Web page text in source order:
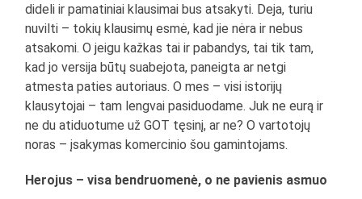
dideli ir pamatiniai klausimai bus atsakyti. Deja, turiu
nuvilti – tokių klausimų esmė, kad jie nėra ir nebus
atsakomi. O jeigu kažkas tai ir pabandys, tai tik tam,
kad jo versija būtų suabejota, paneigta ar netgi
atmesta paties autoriaus. O mes – visi istorijų
klausytojai – tam lengvai pasiduodame. Juk ne eurą ir
ne du atiduotume už GOT tęsinį, ar ne? O vartotojų
noras – įsakymas komercinio šou gamintojams.
Herojus – visa bendruomenė, o ne pavienis asmuo